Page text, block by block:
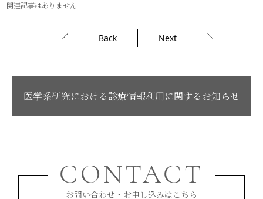
関連記事はありません
Back Next
医学系研究における診療情報利用に関するお知らせ
CONTACT
お問い合わせ・お申し込みはこちら